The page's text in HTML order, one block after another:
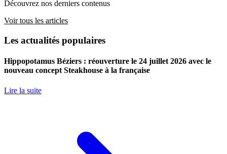
Découvrez nos derniers contenus
Voir tous les articles
Les actualités populaires
Hippopotamus Béziers : réouverture le 24 juillet 2026 avec le
nouveau concept Steakhouse à la française
Lire la suite